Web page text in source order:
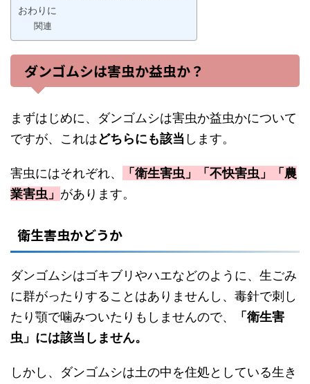
おわりに
関連
ダンゴムシは害虫か益虫か？
まずはじめに、ダンゴムシは害虫か益虫かについて
ですが、これはどちらにも該当 します。
害虫にはそれぞれ、
「衛生害虫」「不快害虫」「農
業害虫」 があります。
衛生害虫かどうか
ダンゴムシはゴキブリやハエなどのように、生ごみ
に群がったりすることはありませんし、毒針で刺し
たり顎で噛みついたりもしませんので、
「衛生害
虫」には該当しません。
しかし、ダンゴムシは土の中を住処としている生き